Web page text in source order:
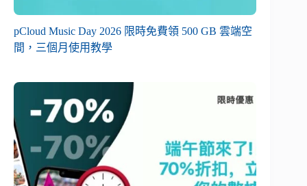
pCloud Music Day 2026 限時免費領 500 GB 雲端空
間，三個月使用教學